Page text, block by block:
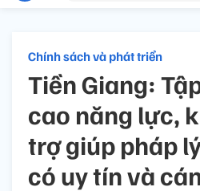
Chính sách và phát triển
Tiền Giang:
cao năng lực,
trợ giúp pháp
có uy tín và